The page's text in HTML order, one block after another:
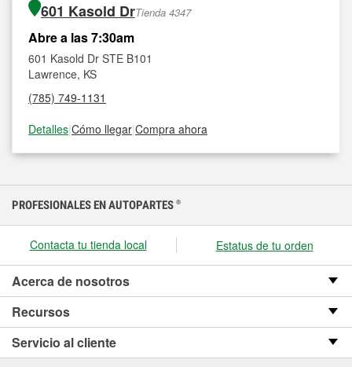
601 Kasold DrTienda 4347
Abre a las 7:30am
601 Kasold Dr STE B101
Lawrence, KS
(785) 749-1131
Detalles|Cómo llegar|Compra ahora
PROFESIONALES EN AUTOPARTES ®
Contacta tu tienda local Estatus de tu orden
Acerca de nosotros
Recursos
Servicio al cliente